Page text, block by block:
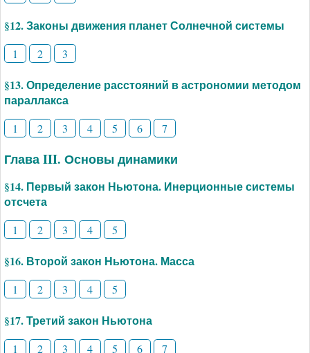
§12. Законы движения планет Солнечной системы
1 2 3
§13. Определение расстояний в астрономии методом
параллакса
1 2 3 4 5 6 7
Глава III. Основы динамики
§14. Первый закон Ньютона. Инерционные системы
отсчета
1 2 3 4 5
§16. Второй закон Ньютона. Масса
1 2 3 4 5
§17. Третий закон Ньютона
1 2 3 4 5 6 7